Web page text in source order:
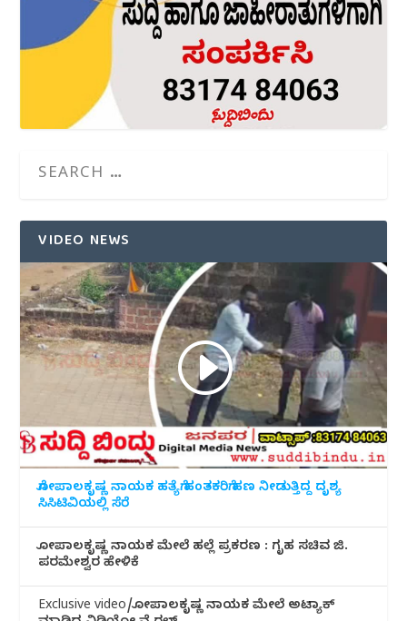
VIDEO NEWS
ಗೋಪಾಲಕೃಷ್ಣ ನಾಯಕ ಹತ್ಯೆಗೆ ಹಂತಕರಿಗೆ ಹಣ ನೀಡುತ್ತಿದ್ದ ದೃಶ್ಯ
ಸಿಸಿಟಿವಿಯಲ್ಲಿ ಸೆರೆ
ಗೋಪಾಲಕೃಷ್ಣ ನಾಯಕ ಮೇಲೆ ಹಲ್ಲೆ ಪ್ರಕರಣ : ಗೃಹ ಸಚಿವ ಜಿ.
ಪರಮೇಶ್ವರ ಹೇಳಿಕೆ
Exclusive video/ಗೋಪಾಲಕೃಷ್ಣ ನಾಯಕ ಮೇಲೆ ಅಟ್ಯಾಕ್